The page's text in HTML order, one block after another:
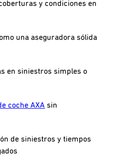
y condiciones en
una aseguradora sólida
en siniestros simples o
coche AXA sin
de siniestros y tiempos